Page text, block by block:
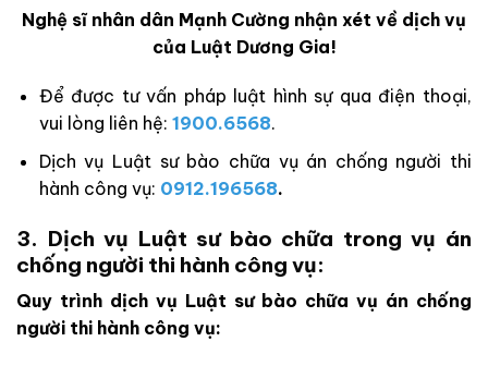
Nghệ sĩ nhân dân Mạnh Cường nhận xét về dịch vụ
của Luật Dương Gia!
Để được tư vấn pháp luật hình sự qua điện thoại,
vui lòng liên hệ: 1900.6568.
Dịch vụ Luật sư bào chữa vụ án chống người thi
hành công vụ: 0912.196568.
3. Dịch vụ Luật sư bào chữa trong vụ án
chống người thi hành công vụ:
Quy trình dịch vụ Luật sư bào chữa vụ án chống
người thi hành công vụ: